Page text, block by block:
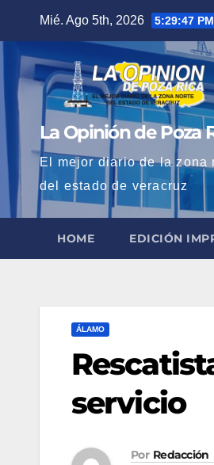
contenido
Mié. Ago 5th, 2026 5:29:48 PM
La Opinión de Poza
El mejor diario de la zona
del estado de veracruz
HOME EDICIÓN
ÁLAMO
servicio
Por Redacción